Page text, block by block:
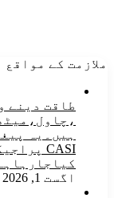
ملازمت کے مواقع
طاقت دینے
ہیں۔یہ
اگست 1, 2026